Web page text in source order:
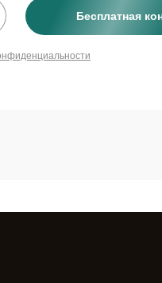
Бесплатная